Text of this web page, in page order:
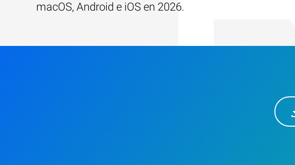
macOS, Android e iOS en 2026.